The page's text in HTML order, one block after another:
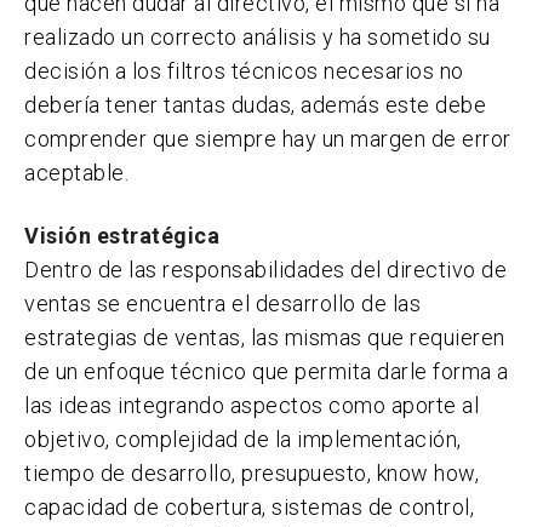
realizado un correcto análisis y ha sometido su
decisión a los filtros técnicos necesarios no
debería tener tantas dudas, además este debe
comprender que siempre hay un margen de error
aceptable.
Visión estratégica
Dentro de las responsabilidades del directivo de
ventas se encuentra el desarrollo de las
estrategias de ventas, las mismas que requieren
de un enfoque técnico que permita darle forma a
las ideas integrando aspectos como aporte al
objetivo, complejidad de la implementación,
tiempo de desarrollo, presupuesto, know how,
capacidad de cobertura, sistemas de control,